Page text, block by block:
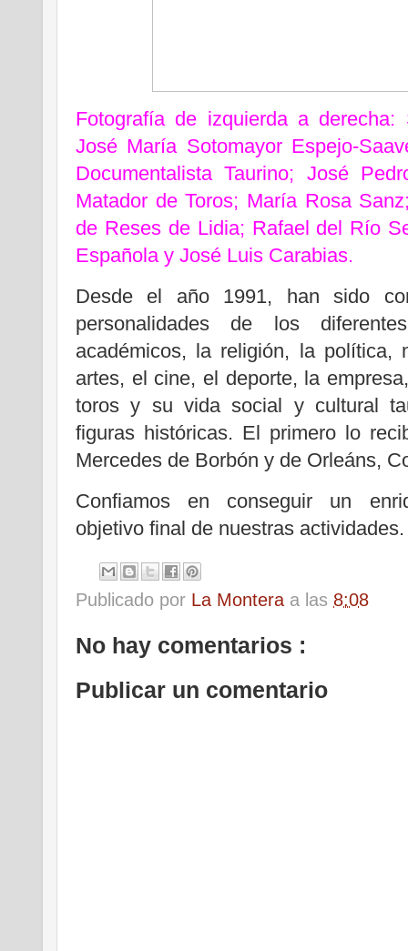
Fotografía de izquierda a derecha:
José María Sotomayor Espejo-
Documentalista Taurino; José
Matador de Toros; María Rosa
de Reses de Lidia; Rafael del Río
Española y José Luis Carabias.
Desde el año 1991, han sido
personalidades de los
académicos, la religión, la política,
artes, el cine, el deporte, la
toros y su vida social y cultural
figuras históricas. El primero lo
Mercedes de Borbón y de Orleáns,
Confiamos en conseguir un
objetivo final de nuestras actividades.
Publicado por La Montera a las 8:08
No hay comentarios :
Publicar un comentario